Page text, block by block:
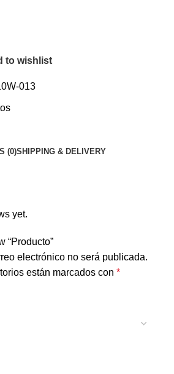
to wishlist
013
(0)SHIPPING & DELIVERY
yet.
“Producto”
electrónico no será publicada.
están marcados con *